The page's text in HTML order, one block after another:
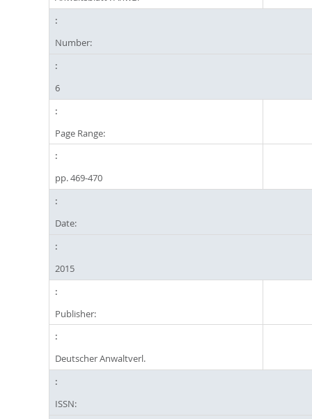
Number:
6
Page Range:
pp. 469-470
Date:
2015
Publisher:
Deutscher Anwaltverl.
ISSN: